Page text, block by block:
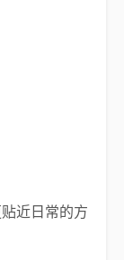
近日常的方